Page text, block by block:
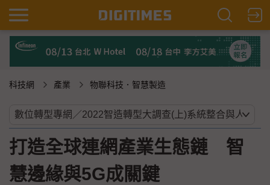
科技網 產業 物聯科技．智慧製造
打造全球連網產業生態鏈 智
慧邊緣與5G成關鍵